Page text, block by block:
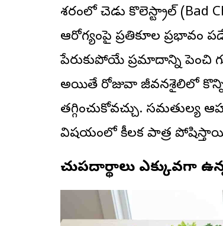
శరీరంలో చెడు కొలెస్ట్రాల్ (Bad
ఆరోగ్యంపై ప్రతికూల ప్రభావం
పేరుకుపోయే ప్రమాదాన్ని పెంచి
అయితే రోజువారీ జీవనశైలిలో
తగ్గించుకోవచ్చు.
విషయంలో కీలక పాత్ర
పీచుపదార్థాలు ఎక్కువగా